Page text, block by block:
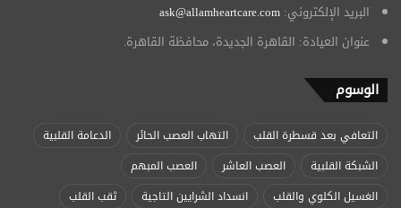
البريد الإلكتروني: ask@allamheartcare.com
عنوان العيادة: القاهرة الجديدة، محافظة القاهرة.
الوسوم
التعافي بعد قسطرة القلب التهاب العصب الحائر
الدعامة القلبية
الشبكة القلبية
العصب العاشر
العصب المبهم
الغسيل الكلوي والقلب
انسداد الشرايين التاجية
ثقب القلب